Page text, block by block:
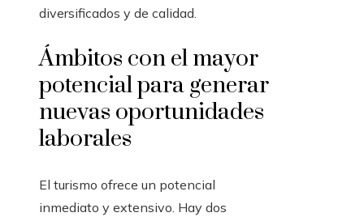
diversificados y de calidad.
Ámbitos con el mayor
potencial para generar
nuevas oportunidades
laborales
El turismo ofrece un potencial
inmediato y extensivo. Hay dos